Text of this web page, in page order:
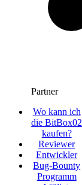
Partner
Wo kann ich
die BitBox02
kaufen?
Reviewer
Entwickler
Bug-Bounty
Programm